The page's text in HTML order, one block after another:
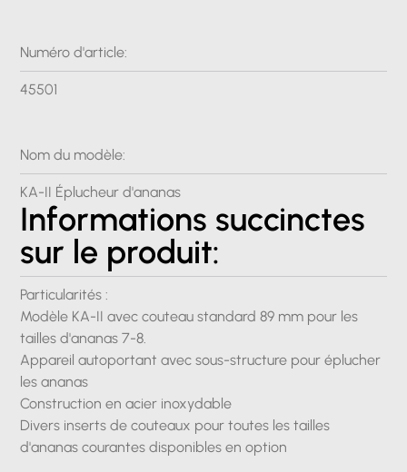
Numéro d'article:
45501
Nom du modèle:
KA-II Éplucheur d'ananas
Informations succinctes
sur le produit:
Particularités :
Modèle KA-II avec couteau standard 89 mm pour les
tailles d'ananas 7-8.
Appareil autoportant avec sous-structure pour éplucher
les ananas
Construction en acier inoxydable
Divers inserts de couteaux pour toutes les tailles
d'ananas courantes disponibles en option